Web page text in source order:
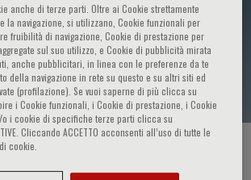
Mugelli
ED EVENTI
anche di terze parti. Oltre ai Cookie strettamente
la navigazione, si utilizzano, Cookie funzionali per
fruibilità di navigazione, Cookie di prestazione per
sul suo utilizzo, e Cookie di pubblicità mirata
anche pubblicitari, in linea con le preferenze da te
della navigazione in rete su questo e su altri siti ed
(profilazione). Se vuoi saperne di più clicca su
i Cookie funzionali, i Cookie di prestazione, i Cookie
i cookie di specifiche terze parti clicca su
Cliccando ACCETTO acconsenti all’uso di tutte le
cookie.